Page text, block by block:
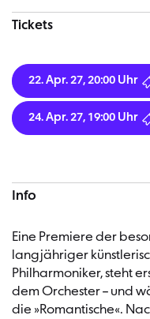
Tickets
22. Apr. 27, 20:00 Uhr
24. Apr. 27, 19:00 Uhr
Info
Eine Premiere der
langjähriger
Philharmoniker, steht
dem Orchester – und
die »Romantische«.